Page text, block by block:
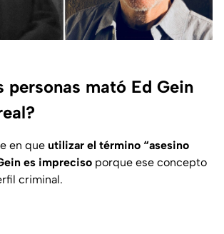
personas mató Ed Gein
en que utilizar el término “asesino
es impreciso porque ese concepto
criminal.